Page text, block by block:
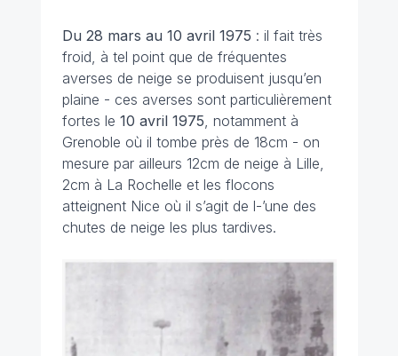
Du 28 mars au 10 avril 1975 : il fait très
froid, à tel point que de fréquentes
averses de neige se produisent jusqu’en
plaine - ces averses sont particulièrement
fortes le 10 avril 1975 , notamment à
Grenoble où il tombe près de 18cm - on
mesure par ailleurs 12cm de neige à Lille,
2cm à La Rochelle et les flocons
atteignent Nice où il s’agit de l-’une des
chutes de neige les plus tardives.